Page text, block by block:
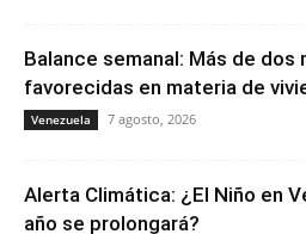
Balance semanal: Más de dos
favorecidas en materia de
Venezuela 7 agosto, 2026
Alerta Climática: ¿El Niño en
año se prolongará?